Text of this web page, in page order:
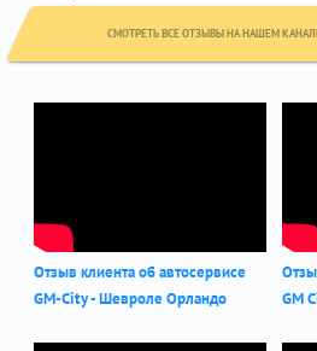
СМОТРЕТЬ ВСЕ ОТЗЫВЫ НА НАШЕМ
Отзыв клиента об автосервисе
GM-City - Шевроле Орландо
GM